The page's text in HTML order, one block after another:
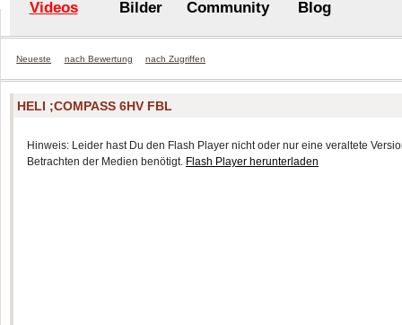
Videos Bilder Community Blog
Neueste nach Bewertung nach Zugriffen
HELI ;COMPASS 6HV FBL
Hinweis: Leider hast Du den Flash Player nicht oder nur eine veraltete
Betrachten der Medien benötigt. Flash Player herunterladen